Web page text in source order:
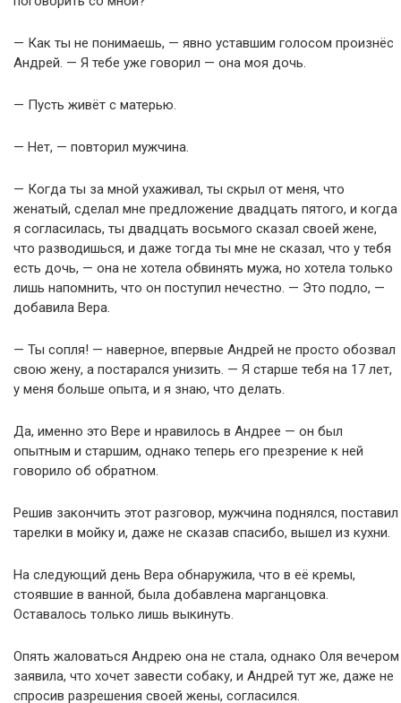
— Как ты не понимаешь, — явно уставшим голосом произнёс
Андрей. — Я тебе уже говорил — она моя дочь.
— Пусть живёт с матерью.
— Нет, — повторил мужчина.
— Когда ты за мной ухаживал, ты скрыл от меня, что
женатый, сделал мне предложение двадцать пятого, и когда
я согласилась, ты двадцать восьмого сказал своей жене,
что разводишься, и даже тогда ты мне не сказал, что у тебя
есть дочь, — она не хотела обвинять мужа, но хотела только
лишь напомнить, что он поступил нечестно. — Это подло, —
добавила Вера.
— Ты сопля! — наверное, впервые Андрей не просто обозвал
свою жену, а постарался унизить. — Я старше тебя на 17 лет,
у меня больше опыта, и я знаю, что делать.
Да, именно это Вере и нравилось в Андрее — он был
опытным и старшим, однако теперь его презрение к ней
говорило об обратном.
Решив закончить этот разговор, мужчина поднялся, поставил
тарелки в мойку и, даже не сказав спасибо, вышел из кухни.
На следующий день Вера обнаружила, что в её кремы,
стоявшие в ванной, была добавлена марганцовка.
Оставалось только лишь выкинуть.
Опять жаловаться Андрею она не стала, однако Оля вечером
заявила, что хочет завести собаку, и Андрей тут же, даже не
спросив разрешения своей жены, согласился.